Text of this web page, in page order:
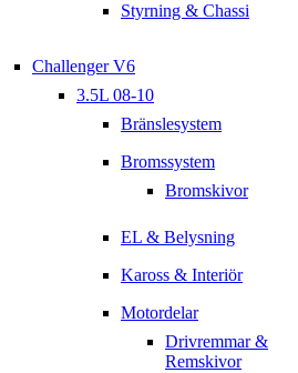
Styrning & Chassi
Challenger V6
3.5L 08-10
Bränslesystem
Bromssystem
Bromskivor
EL & Belysning
Kaross & Interiör
Motordelar
Drivremmar &
Remskivor